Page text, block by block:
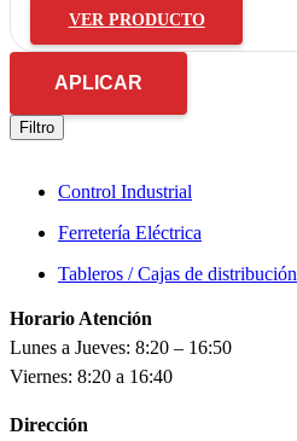
VER PRODUCTO
APLICAR
Filtro
Control Industrial
Ferretería Eléctrica
Tableros / Cajas de distribución
Horario Atención
Lunes a Jueves: 8:20 – 16:50
Viernes: 8:20 a 16:40
Dirección